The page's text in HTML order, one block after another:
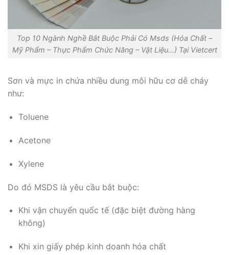
Top 10 Ngành Nghề Bắt Buộc Phải Có Msds (Hóa Chất –
Mỹ Phẩm – Thực Phẩm Chức Năng – Vật Liệu…) Tại Vietcert
Sơn và mực in chứa nhiều dung môi hữu cơ dễ cháy
như:
Toluene
Acetone
Xylene
Do đó MSDS là yêu cầu bắt buộc:
Khi vận chuyển quốc tế (đặc biệt đường hàng
không)
Khi xin giấy phép kinh doanh hóa chất